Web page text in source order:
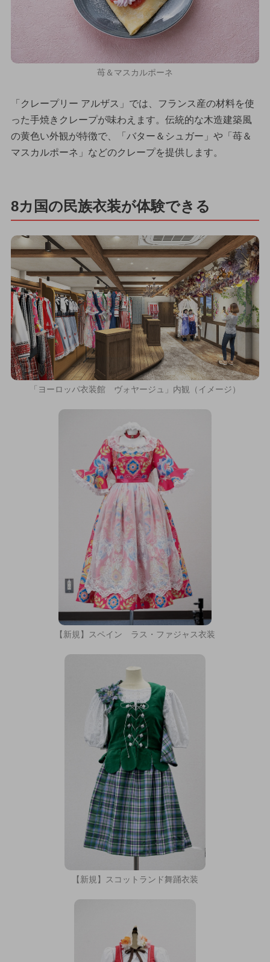
苺＆マスカルポーネ
「クレープリー アルザス」では、フランス産の材料を使
った手焼きクレープが味わえます。伝統的な木造建築風
の黄色い外観が特徴で、「バター＆シュガー」や「苺＆
マスカルポーネ」などのクレープを提供します。
8カ国の民族衣装が体験できる
「ヨーロッパ衣装館 ヴォヤージュ」内観（イメージ）
【新規】スペイン ラス・ファジャス衣装
【新規】スコットランド舞踊衣装